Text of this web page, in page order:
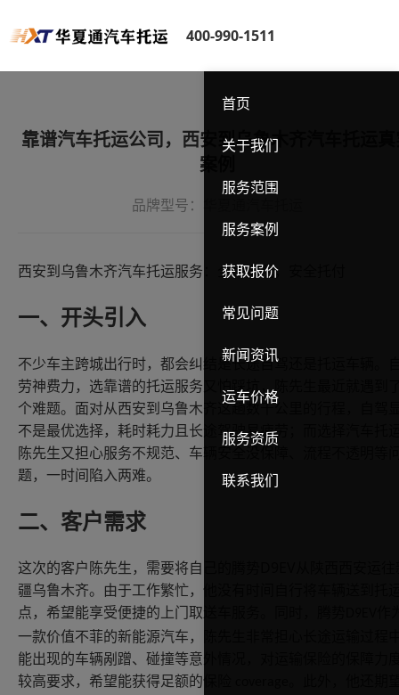
400-990-1511
首页
关于我们
服务范围
服务案例
获取报价
常见问题
新闻资讯
运车价格
服务资质
联系我们
靠谱汽车托运公司，西安到乌鲁木齐汽车托运
案例
品牌型号：华夏通汽车托运
西安到乌鲁木齐汽车托运服务：全程透明，安全托付
一、开头引入
不少车主跨城出行时，都会纠结是长途自驾还是托运车辆。
劳神费力，选靠谱的托运服务又怕踩坑，陈先生最近就遇到
个难题。面对从西安到乌鲁木齐这趟数千公里的行程，自驾
不是最优选择，耗时耗力且长途驾驶易疲劳；而选择汽车托
陈先生又担心服务不规范、车辆安全没保障、流程不透明等
题，一时间陷入两难。
二、客户需求
这次的客户陈先生，需要将自己的腾势
疆乌鲁木齐。由于工作繁忙，他没有时间自行将车辆送到托
点，希望能享受便捷的上门取送车服务。同时，腾势
一款价值不菲的新能源汽车，陈先生非常担心长途运输过程
能出现的车辆剐蹭、碰撞等意外情况，对运输保险的保障力
较高要求，希望能获得足额的保险